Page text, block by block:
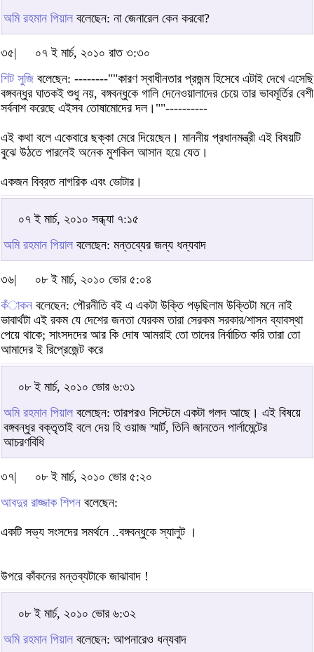
অমি রহমান পিয়াল বলেছেন: না জেনারেল কেন করবো?
৩৫|
০৭ ই মার্চ, ২০১০ রাত ৩:৩০
শিট সুজি বলেছেন: --------""কারণ স্বাধীনতার প্রজন্ম হিসেবে এটাই দেখে এসেছি
বঙ্গবন্ধুর ঘাতকই শুধু নয়, বঙ্গবন্ধুকে গালি দেনেওয়ালাদের চেয়ে তার ভাবমূর্তির বেশী
সর্বনাশ করেছে এইসব তোষামোদের দল।""----------
এই কথা বলে একেবারে ছক্কা মেরে দিয়েছেন। মাননীয় প্রধানমন্ত্রী এই বিষয়টি
বুঝে উঠতে পারলেই অনেক মুশকিল আসান হয়ে যেত।
একজন বিব্রত নাগরিক এবং ভোটার।
০৭ ই মার্চ, ২০১০ সন্ধ্যা ৭:১৫
অমি রহমান পিয়াল বলেছেন: মন্তব্যের জন্য ধন্যবাদ
৩৬|
০৮ ই মার্চ, ২০১০ ভোর ৫:০৪
কঁাকন বলেছেন: পৌরনীতি বই এ একটা উক্তি পড়ছিলাম উক্তিটা মনে নাই
ভাবার্থটা এই রকম যে দেশের জনতা যেরকম তারা সেরকম সরকার/শাসন ব্যাবস্থা
পেয়ে থাকে; সাংসদদের আর কি দোষ আমরাই তো তাদের নির্বাচিত করি তারা তো
আমাদের ই রিপ্রেজেন্ট করে
০৮ ই মার্চ, ২০১০ ভোর ৬:৩১
অমি রহমান পিয়াল বলেছেন: তারপরও সিস্টেমে একটা গলদ আছে। এই বিষয়ে
বঙ্গবন্ধুর বক্তৃতাই বলে দেয় হি ওয়াজ স্মার্ট, তিনি জানতেন পার্লামেন্টের
আচরণবিধি
৩৭|
০৮ ই মার্চ, ২০১০ ভোর ৫:২০
আবদুর রাজ্জাক শিপন বলেছেন:
একটি সভ্য সংসদের সমর্থনে ..বঙ্গবন্ধুকে স্যালুট ।
উপরে কাঁকনের মন্তব্যটাকে জাঝাবাদ !
০৮ ই মার্চ, ২০১০ ভোর ৬:৩২
অমি রহমান পিয়াল বলেছেন: আপনারেও ধন্যবাদ